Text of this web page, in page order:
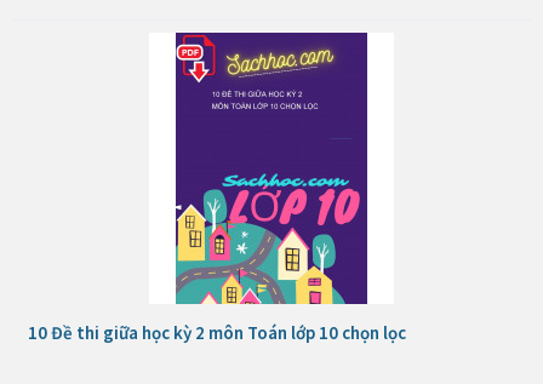
10 Đề thi giữa học kỳ 2 môn Toán lớp 10 chọn lọc